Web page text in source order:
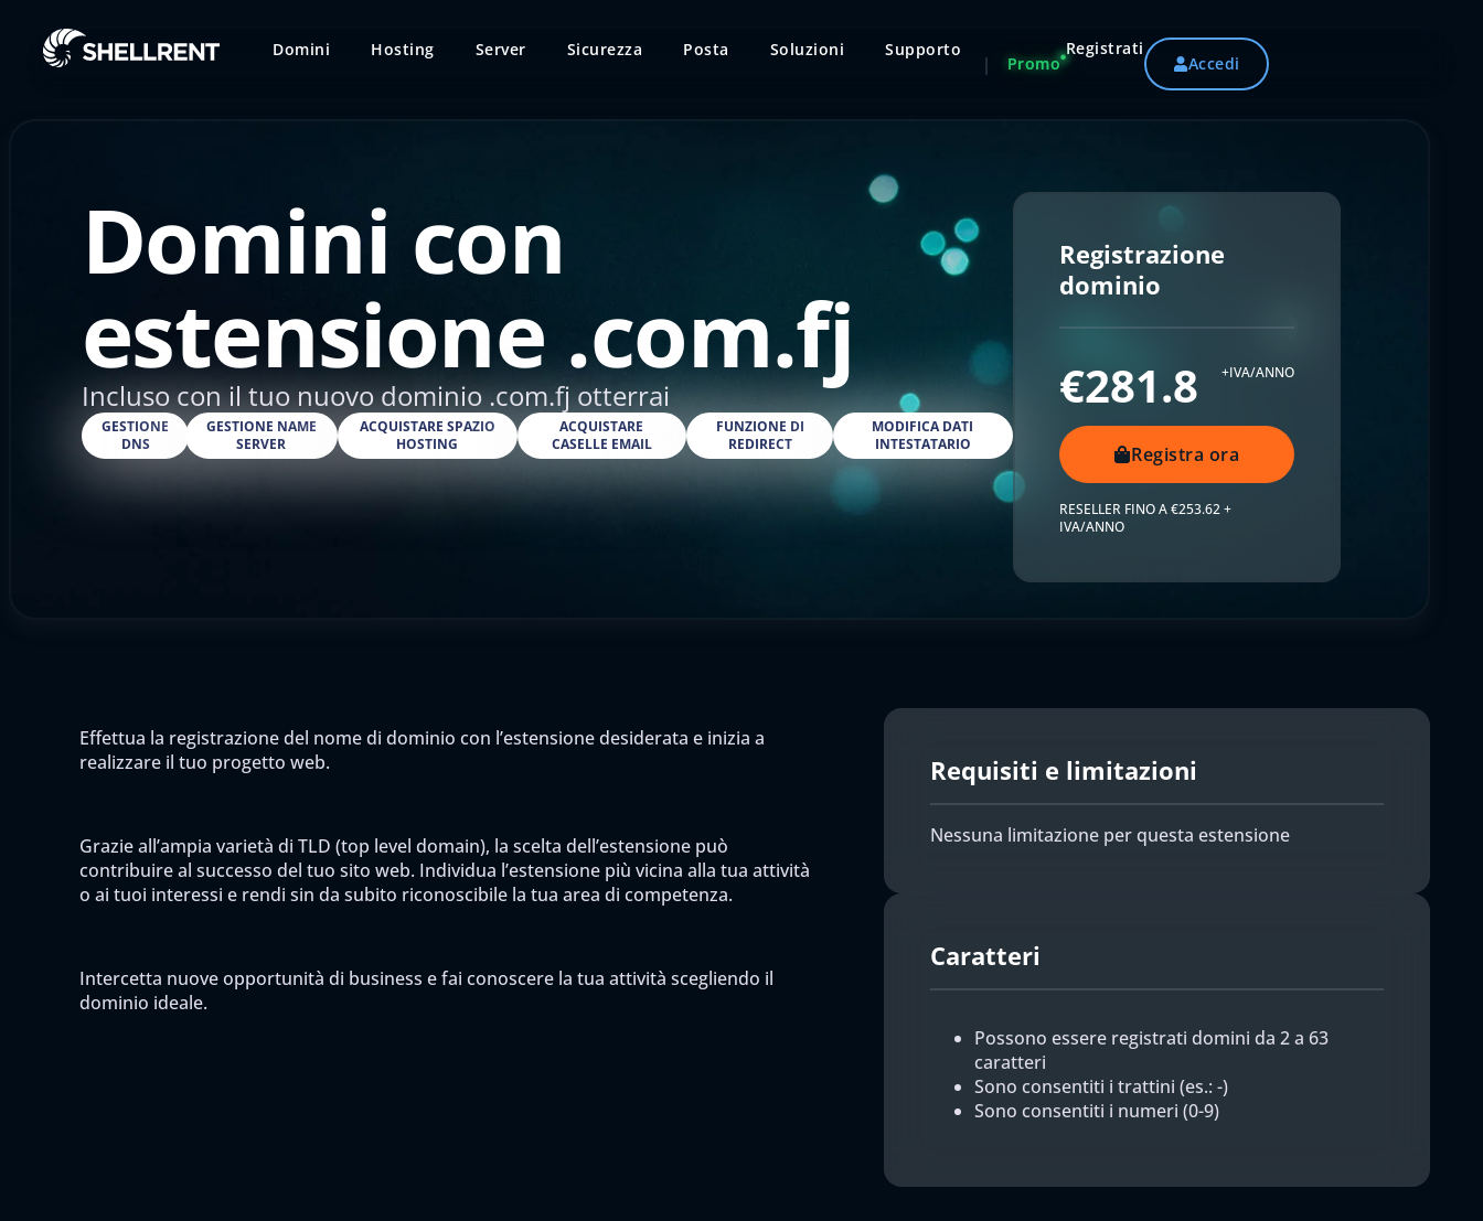
Domini Hosting Server Sicurezza Posta Soluzioni Supporto
Promo
Registrati
Accedi
Domini con
estensione .com.fj
Incluso con il tuo nuovo dominio .com.fj otterrai
GESTIONE
DNS
GESTIONE NAME
SERVER
ACQUISTARE SPAZIO
HOSTING
ACQUISTARE
CASELLE EMAIL
FUNZIONE DI
REDIRECT
MODIFICA DATI
INTESTATARIO
Registrazione
dominio
€281.8 +IVA/ANNO
Registra ora
RESELLER FINO A €253.62 +
IVA/ANNO
Effettua la registrazione del nome di dominio con l’estensione desiderata e inizia a
realizzare il tuo progetto web.
Grazie all’ampia varietà di TLD (top level domain), la scelta dell’estensione può
contribuire al successo del tuo sito web. Individua l’estensione più vicina alla tua attività
o ai tuoi interessi e rendi sin da subito riconoscibile la tua area di competenza.
Intercetta nuove opportunità di business e fai conoscere la tua attività scegliendo il
dominio ideale.
Requisiti e limitazioni
Nessuna limitazione per questa estensione
Caratteri
Possono essere registrati domini da 2 a 63
caratteri
Sono consentiti i trattini (es.: -)
Sono consentiti i numeri (0-9)